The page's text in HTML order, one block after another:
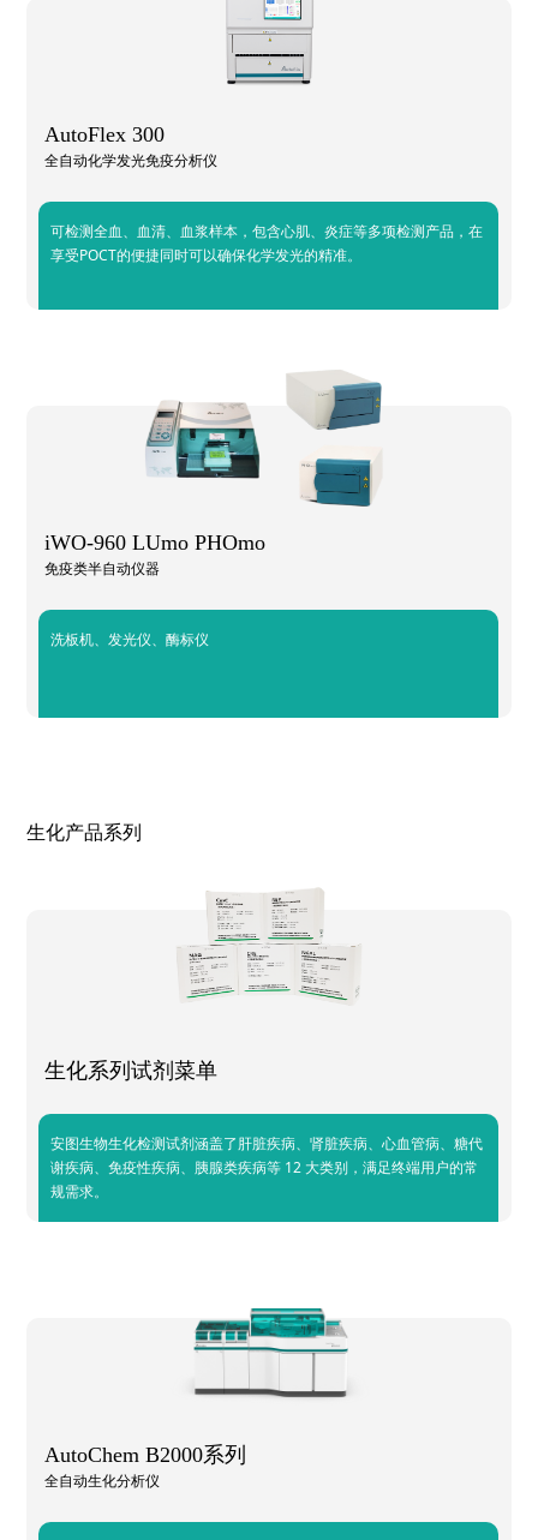
AutoFlex 300
全自动化学发光免疫分析仪
可检测全血、血清、血浆样本，包含心肌、炎症等多项检测产品，在
享受POCT的便捷同时可以确保化学发光的精准。
iWO-960 LUmo PHOmo
免疫类半自动仪器
洗板机、发光仪、酶标仪
生化产品系列
生化系列试剂菜单
安图生物生化检测试剂涵盖了肝脏疾病、肾脏疾病、心血管病、糖代
谢疾病、免疫性疾病、胰腺类疾病等 12 大类别，满足终端用户的常
规需求。
AutoChem B2000系列
全自动生化分析仪